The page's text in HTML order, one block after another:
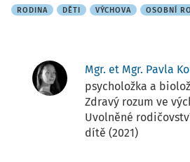
RODINA DĚTI VÝCHOVA OSOBNÍ
Mgr. et Mgr. Pavla
psycholožka a
Zdravý rozum ve
Uvolněné
dítě (2021)